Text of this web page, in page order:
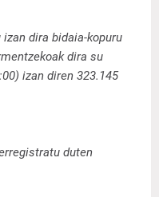
dira bidaia-kopuru
dira su
izan diren 323.145
duten